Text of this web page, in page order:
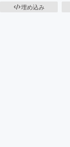
埋め込み